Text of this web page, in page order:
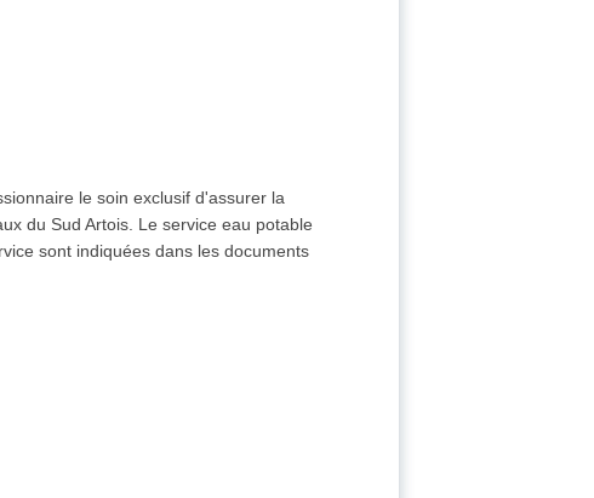
le soin exclusif d'assurer la
du Sud Artois. Le service eau potable
sont indiquées dans les documents